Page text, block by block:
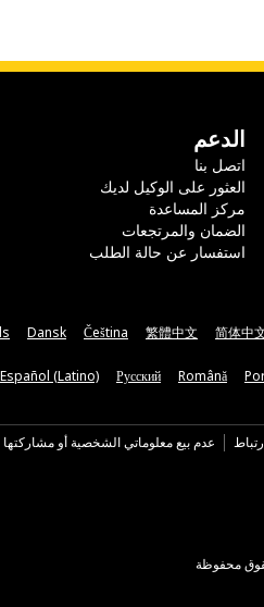
الدعم
اتصل بنا
العثور على الوكيل لديك
مركز المساعدة
الضمان والمرتجعات
استفسار عن حالة الطلب
简体中
繁體中文
Čeština
Dansk
Română
Русский
Español (Latino)
عدم بيع معلوماتي الشخصية أو مشاركتها